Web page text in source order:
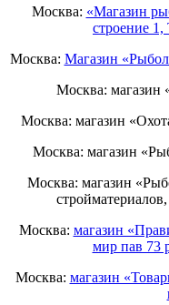
Москва: «Магазин
строение
Москва: Магазин
Москва: магазин
Москва: магазин
Москва: магазин
Москва: магазин
Москва: магазин
мир пав 73
Москва: магазин